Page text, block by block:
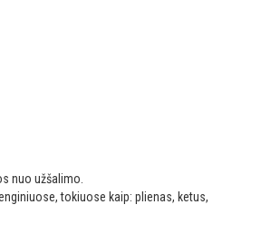
nuo užšalimo.
tokiuose kaip: plienas, ketus,